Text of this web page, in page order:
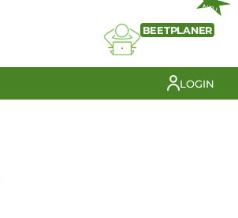
NEU
BEETPLANER
LOGIN